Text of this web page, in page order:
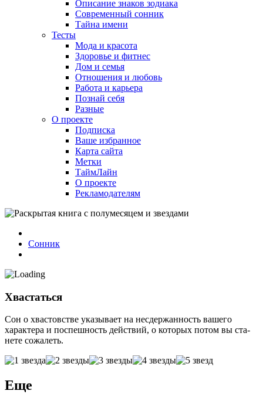
Описание знаков зодиака
Современный сонник
Тайна имени
Тесты
Мода и красота
Здоровье и фитнес
Дом и семья
Отношения и любовь
Работа и карьера
Познай себя
Разные
О проекте
Подписка
Ваше избранное
Карта сайта
Метки
ТаймЛайн
О проекте
Рекламодателям
Сонник
Хвастаться
Сон о хвастовстве указывает на несдержанность вашего
характера и поспешность действий, о которых потом вы ста­
нете сожалеть.
Еще